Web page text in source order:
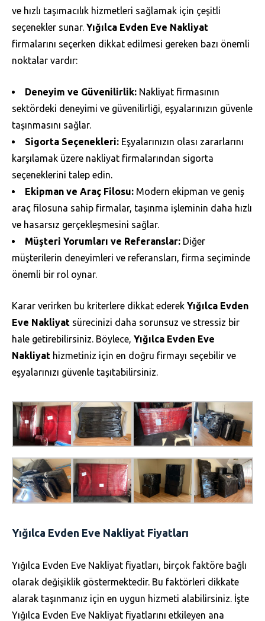
ve hızlı taşımacılık hizmetleri sağlamak için çeşitli
seçenekler sunar. Yığılca Evden Eve Nakliyat
firmalarını seçerken dikkat edilmesi gereken bazı önemli
noktalar vardır:
Deneyim ve Güvenilirlik: Nakliyat firmasının
sektördeki deneyimi ve güvenilirliği, eşyalarınızın güvenle
taşınmasını sağlar.
Sigorta Seçenekleri: Eşyalarınızın olası zararlarını
karşılamak üzere nakliyat firmalarından sigorta
seçeneklerini talep edin.
Ekipman ve Araç Filosu: Modern ekipman ve geniş
araç filosuna sahip firmalar, taşınma işleminin daha hızlı
ve hasarsız gerçekleşmesini sağlar.
Müşteri Yorumları ve Referanslar: Diğer
müşterilerin deneyimleri ve referansları, firma seçiminde
önemli bir rol oynar.
Karar verirken bu kriterlere dikkat ederek Yığılca Evden
Eve Nakliyat sürecinizi daha sorunsuz ve stressiz bir
hale getirebilirsiniz. Böylece, Yığılca Evden Eve
Nakliyat hizmetiniz için en doğru firmayı seçebilir ve
eşyalarınızı güvenle taşıtabilirsiniz.
Yığılca Evden Eve Nakliyat Fiyatları
Yığılca Evden Eve Nakliyat fiyatları, birçok faktöre bağlı
olarak değişiklik göstermektedir. Bu faktörleri dikkate
alarak taşınmanız için en uygun hizmeti alabilirsiniz. İşte
Yığılca Evden Eve Nakliyat fiyatlarını etkileyen ana